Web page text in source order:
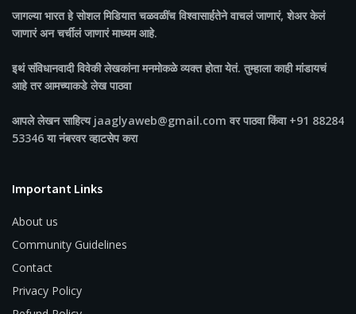
जागल्या भारतहे सोशल मिडियात चळवळींच विश्वासार्हतेने वाचलं जाणारं, शेअर केलं
जाणारं अन चर्चीलं जाणारं माध्यम आहे.
इथं संविधानवादी विवेकी लेखकांना मनमोकळे व्यक्त होता येतं. तुम्हाला काही मांडायचं
आहे तर आमच्याकडे लेख पाठवा
आपले लेखन साहित्य jaaglyaweb@gmail.com वर पाठवा किंवा +91 88284
53346 या नंबरवर व्हाटसेप करा
Important Links
About us
Community Guidelines
Contact
Privacy Policy